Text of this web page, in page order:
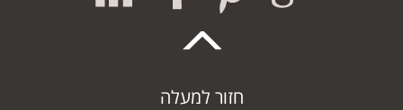
חזור למעלה